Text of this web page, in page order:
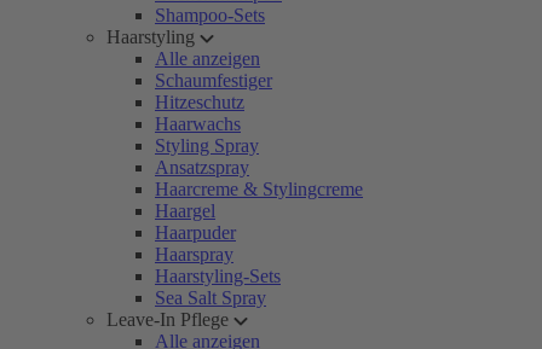
Shampoo-Sets
Haarstyling
Alle anzeigen
Schaumfestiger
Hitzeschutz
Haarwachs
Styling Spray
Ansatzspray
Haarcreme & Stylingcreme
Haargel
Haarpuder
Haarspray
Haarstyling-Sets
Sea Salt Spray
Leave-In Pflege
Alle anzeigen